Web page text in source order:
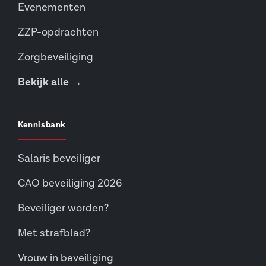
Evenementen
ZZP-opdrachten
Zorgbeveiliging
Bekijk alle →
Kennisbank
Salaris beveiliger
CAO beveiliging 2026
Beveiliger worden?
Met strafblad?
Vrouw in beveiliging